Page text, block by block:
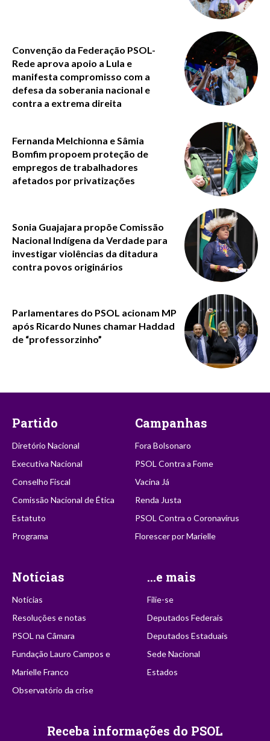
Convenção da Federação PSOL-
Rede aprova apoio a Lula e
manifesta compromisso com a
defesa da soberania nacional e
contra a extrema direita
Fernanda Melchionna e Sâmia
Bomfim propoem proteção de
empregos de trabalhadores
afetados por privatizações
Sonia Guajajara propõe Comissão
Nacional Indígena da Verdade para
investigar violências da ditadura
contra povos originários
Parlamentares do PSOL acionam MP
após Ricardo Nunes chamar Haddad
de “professorzinho”
Partido
Diretório Nacional
Executiva Nacional
Conselho Fiscal
Comissão Nacional de Ética
Estatuto
Programa
Campanhas
Fora Bolsonaro
PSOL Contra a Fome
Vacina Já
Renda Justa
PSOL Contra o Coronavírus
Florescer por Marielle
Notícias
Notícias
Resoluções e notas
PSOL na Câmara
Fundação Lauro Campos e
Marielle Franco
Observatório da crise
...e mais
Filie-se
Deputados Federais
Deputados Estaduais
Sede Nacional
Estados
Receba informações do PSOL